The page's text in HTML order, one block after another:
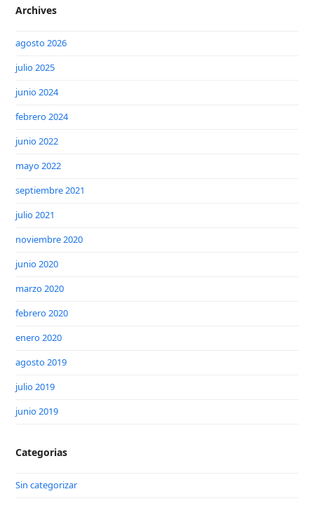
Archives
agosto 2026
julio 2025
junio 2024
febrero 2024
junio 2022
mayo 2022
septiembre 2021
julio 2021
noviembre 2020
junio 2020
marzo 2020
febrero 2020
enero 2020
agosto 2019
julio 2019
junio 2019
Categorias
Sin categorizar